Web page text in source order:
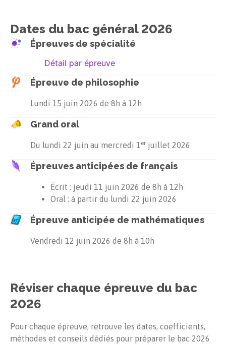
Dates du bac général 2026
Épreuves de spécialité
Détail par épreuve
Épreuve de philosophie
Lundi 15 juin 2026 de 8h à 12h
Grand oral
Du lundi 22 juin au mercredi 1 er juillet 2026
Épreuves anticipées de français
Écrit : jeudi 11 juin 2026 de 8h à 12h
Oral : à partir du lundi 22 juin 2026
Épreuve anticipée de mathématiques
Vendredi 12 juin 2026 de 8h à 10h
Réviser chaque épreuve du bac
2026
Pour chaque épreuve, retrouve les dates, coefficients,
méthodes et conseils dédiés pour préparer le bac 2026